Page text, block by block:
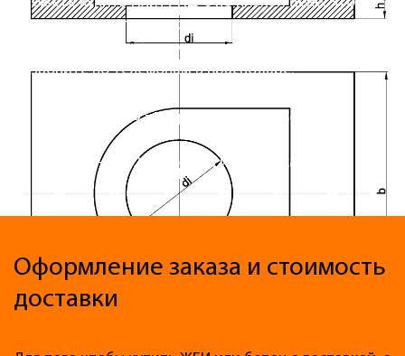
получить консультацию или уточнить условия
доставки, пожалуйста, оставьте заявку или
позвоните по телефонам в Краснодаре:
+7 (988) 33-000-33 - продажа и доставка ЖБИ
+7 (918) 000-777-2 - продажа и доставка бетона
Оформление заказа и стоимость
доставки